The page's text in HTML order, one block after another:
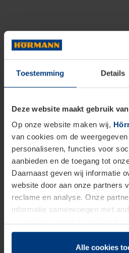
Toestemming Details
Deze website maakt gebruik
Op onze website maken wij,
van cookies om de
personaliseren, functies voor
aanbieden en de toegang tot
Daarnaast geven wij informatie
website door aan onze partners
reclame en analyse. Onze
informatie samenvoegen met
hun diensten hebben verzameld.
Juridisch hebben wij het recht
Alle cookies